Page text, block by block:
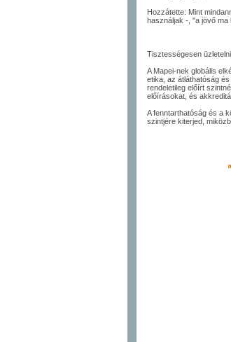
Hozzátette: Mint
használjak -, "a jövő ma
Tisztességesen üzletelni
A Mapei-nek globális
etika, az átláthatóság
rendeletileg előírt
előírásokat, és
A fenntarthatóság és a
szintjére kiterjed,